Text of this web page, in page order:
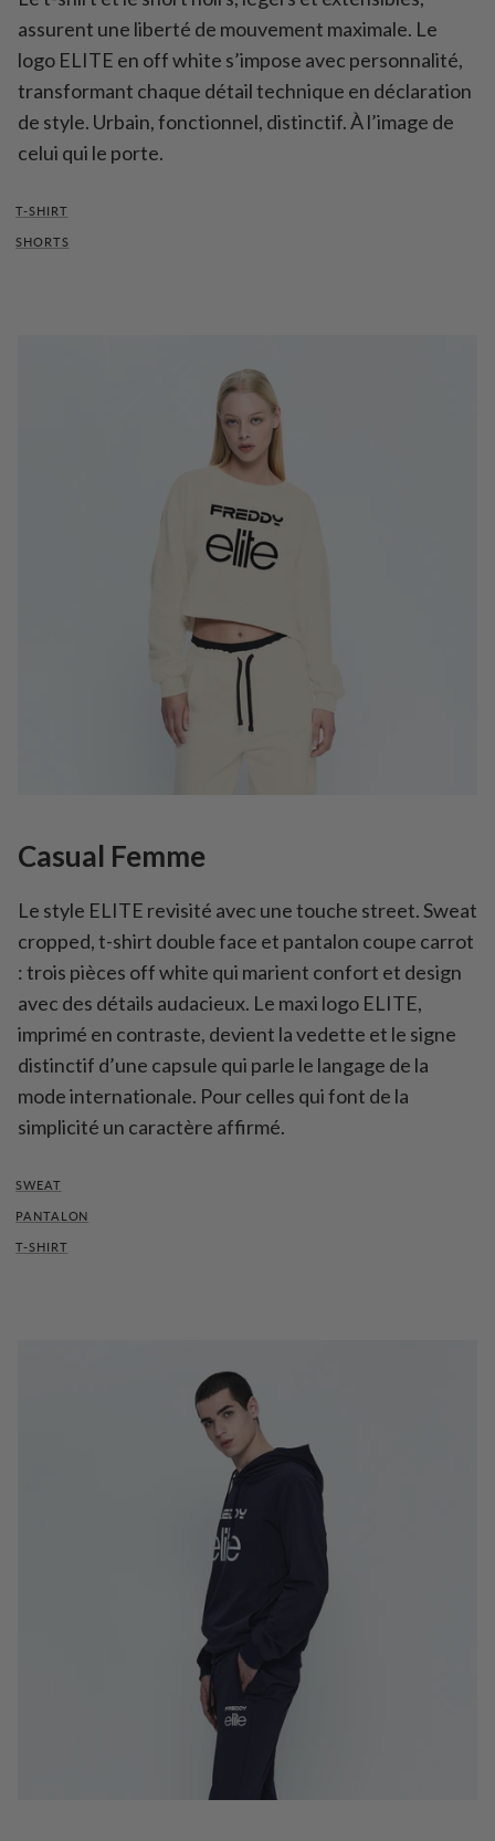
assurent une liberté de mouvement maximale. Le
logo ELITE en off white s’impose avec personnalité,
transformant chaque détail technique en déclaration
de style. Urbain, fonctionnel, distinctif. À l’image de
celui qui le porte.
T-SHIRT
SHORTS
Casual Femme
Le style ELITE revisité avec une touche street. Sweat
cropped, t-shirt double face et pantalon coupe carrot
: trois pièces off white qui marient confort et design
avec des détails audacieux. Le maxi logo ELITE,
imprimé en contraste, devient la vedette et le signe
distinctif d’une capsule qui parle le langage de la
mode internationale. Pour celles qui font de la
simplicité un caractère affirmé.
SWEAT
PANTALON
T-SHIRT